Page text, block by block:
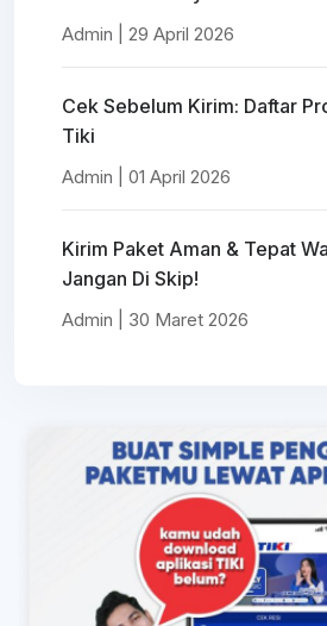
Admin | 29 April 2026
Cek Sebelum Kirim: Daftar
Tiki
Admin | 01 April 2026
Kirim Paket Aman & Tepat
Jangan Di Skip!
Admin | 30 Maret 2026